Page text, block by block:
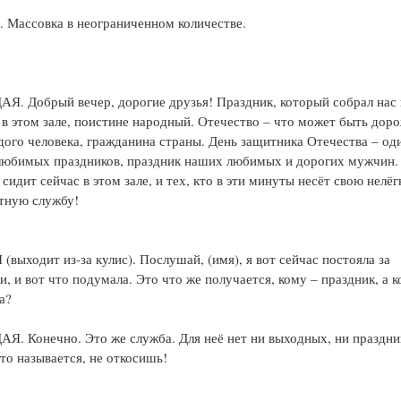
. Массовка в неограниченном количестве.
Добрый вечер, дорогие друзья! Праздник, который собрал нас
в этом зале, поистине народный. Отечество – что может быть
человека, гражданина страны. День защитника Отечества –
праздников, праздник наших любимых и дорогих
сейчас в этом зале, и тех, кто в эти минуты несёт свою
службу!
из-за кулис). Послушай, (имя), я вот сейчас постояла за
и вот что подумала. Это что же получается, кому – праздник, а
Конечно. Это же служба. Для неё нет ни выходных, ни
называется, не откосишь!